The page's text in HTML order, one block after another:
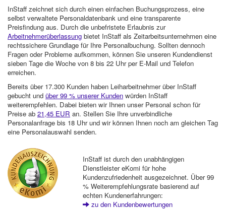
InStaff zeichnet sich durch einen einfachen Buchungsprozess, eine
selbst verwaltete Personaldatenbank und eine transparente
Preisfindung aus. Durch die unbefristete Erlaubnis zur
Arbeitnehmerüberlassung bietet InStaff als Zeitarbeitsunternehmen eine
rechtssichere Grundlage für Ihre Personalbuchung. Sollten dennoch
Fragen oder Probleme aufkommen, können Sie unseren Kundendienst
sieben Tage die Woche von 8 bis 22 Uhr per E-Mail und Telefon
erreichen.
Bereits über 17.300 Kunden haben Leiharbeitnehmer über InStaff
gebucht und über 99 % unserer Kunden würden InStaff
weiterempfehlen. Dabei bieten wir Ihnen unser Personal schon für
Preise ab 21,45 EUR an. Stellen Sie Ihre unverbindliche
Personalanfrage bis 18 Uhr und wir können Ihnen noch am gleichen Tag
eine Personalauswahl senden.
InStaff ist durch den unabhängigen
Dienstleister eKomi für hohe
Kundenzufriedenheit ausgezeichnet. Über 99
% Weiterempfehlungsrate basierend auf
echten Kundenerfahrungen:
zu den Kundenbewertungen